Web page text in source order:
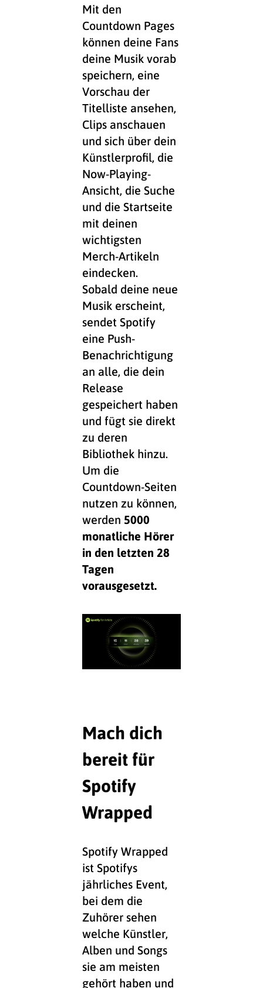
Mit den
Countdown Pages
können deine Fans
deine Musik vorab
speichern, eine
Vorschau der
Titelliste ansehen,
Clips anschauen
und sich über dein
Künstlerprofil, die
Now-Playing-
Ansicht, die Suche
und die Startseite
mit deinen
wichtigsten
Merch-Artikeln
eindecken.
Sobald deine neue
Musik erscheint,
sendet Spotify
eine Push-
Benachrichtigung
an alle, die dein
Release
gespeichert haben
und fügt sie direkt
zu deren
Bibliothek hinzu.
Um die
Countdown-Seiten
nutzen zu können,
werden5000
monatliche Hörer
in den letzten 28
Tagen
vorausgesetzt.
Mach dich
bereit für
Spotify
Wrapped
Spotify Wrapped
ist Spotifys
jährliches Event,
bei dem die
Zuhörer sehen
welche Künstler,
Alben und Songs
sie am meisten
gehört haben und